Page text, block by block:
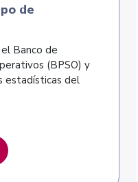
de
Banco de
(BPSO) y
estadísticas del